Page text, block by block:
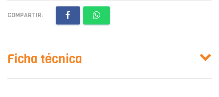
COMPARTIR:
Ficha técnica